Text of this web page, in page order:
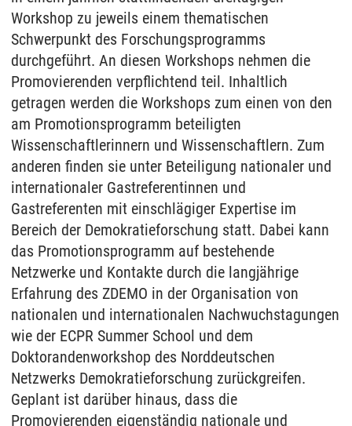
Workshop zu jeweils einem thematischen
Schwerpunkt des Forschungsprogramms
durchgeführt. An diesen Workshops nehmen die
Promovierenden verpflichtend teil. Inhaltlich
getragen werden die Workshops zum einen von den
am Promotionsprogramm beteiligten
Wissenschaftlerinnern und Wissenschaftlern. Zum
anderen finden sie unter Beteiligung nationaler und
internationaler Gastreferentinnen und
Gastreferenten mit einschlägiger Expertise im
Bereich der Demokratieforschung statt. Dabei kann
das Promotionsprogramm auf bestehende
Netzwerke und Kontakte durch die langjährige
Erfahrung des ZDEMO in der Organisation von
nationalen und internationalen Nachwuchstagungen
wie der ECPR Summer School und dem
Doktorandenworkshop des Norddeutschen
Netzwerks Demokratieforschung zurückgreifen.
Geplant ist darüber hinaus, dass die
Promovierenden eigenständig nationale und